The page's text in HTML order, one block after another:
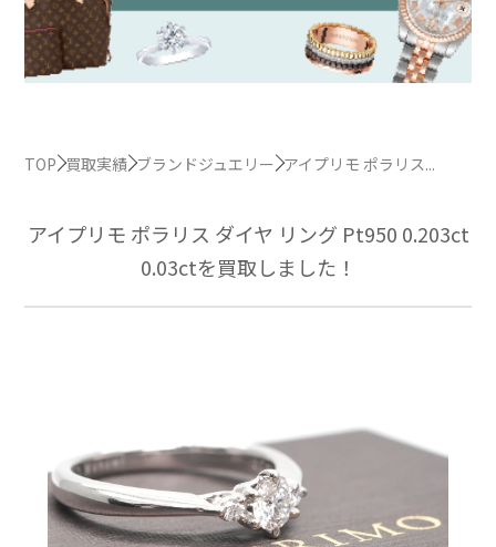
TOP 買取実績 ブランドジュエリー アイプリモ ポラリス...
アイプリモ ポラリス ダイヤ リング Pt950 0.203ct
0.03ctを買取しました！